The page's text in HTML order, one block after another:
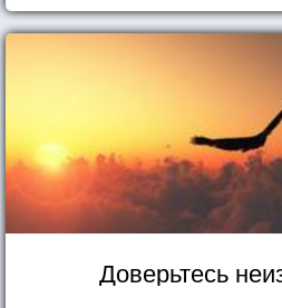
Доверьтесь